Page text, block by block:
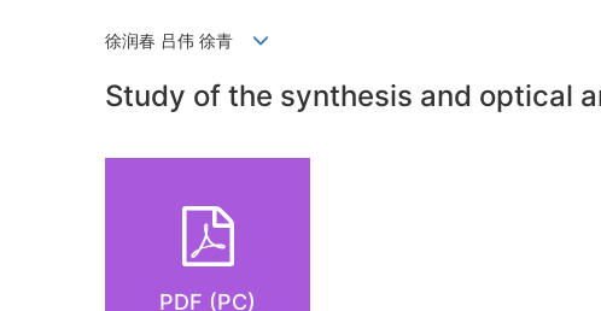
徐润春 吕伟 徐青
Study of the synthesis and optical
PDF (PC)